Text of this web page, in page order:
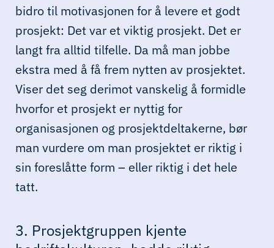
bidro til motivasjonen for å levere et godt
prosjekt: Det var et viktig prosjekt. Det er
langt fra alltid tilfelle. Da må man jobbe
ekstra med å få frem nytten av prosjektet.
Viser det seg derimot vanskelig å formidle
hvorfor et prosjekt er nyttig for
organisasjonen og prosjektdeltakerne, bør
man vurdere om man prosjektet er riktig i
sin foreslåtte form – eller riktig i det hele
tatt.
3. Prosjektgruppen kjente